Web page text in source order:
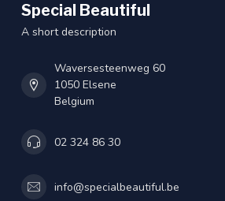
Special Beautiful
A short description
Waversesteenweg 60
1050 Elsene
Belgium
02 324 86 30
info@specialbeautiful.be